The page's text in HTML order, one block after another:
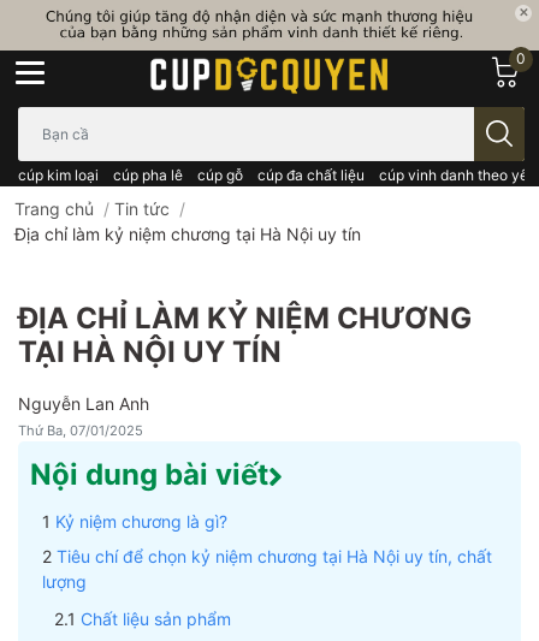
cúp kim loại cúp pha lê cúp gỗ cúp đa chất liệu cúp vinh danh theo
0
Trang chủ / Tin tức /
Địa chỉ làm kỷ niệm chương tại Hà Nội uy tín
ĐỊA CHỈ LÀM KỶ NIỆM CHƯƠNG
TẠI HÀ NỘI UY TÍN
Nguyễn Lan Anh
Thứ Ba, 07/01/2025
Nội dung bài viết
Kỷ niệm chương là gì?
Tiêu chí để chọn kỷ niệm chương tại Hà Nội uy tín, chất
lượng
Chất liệu sản phẩm